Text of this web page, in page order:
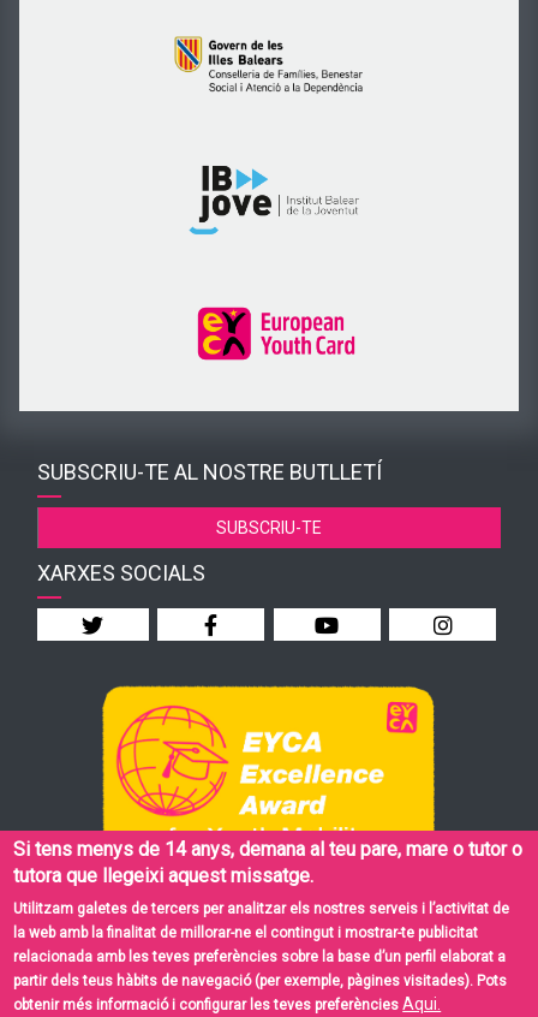
SUBSCRIU-TE AL NOSTRE BUTLLETÍ
SUBSCRIU-TE
XARXES SOCIALS
© Institut Balear de la Joventut
Si tens menys de 14 anys, demana al teu pare, mare o tutor o
tutora que llegeixi aquest missatge.
Utilitzam galetes de tercers per analitzar els nostres serveis i l’activitat de
la web amb la finalitat de millorar-ne el contingut i mostrar-te publicitat
relacionada amb les teves preferències sobre la base d’un perfil elaborat a
partir dels teus hàbits de navegació (per exemple, pàgines visitades). Pots
obtenir més informació i configurar les teves preferències Aqui.